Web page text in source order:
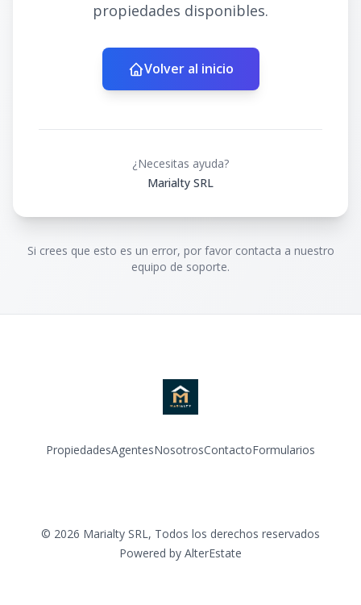
propiedades disponibles.
Volver al inicio
¿Necesitas ayuda?
Marialty SRL
Si crees que esto es un error, por favor contacta a nuestro
equipo de soporte.
PropiedadesAgentesNosotrosContactoFormularios
© 2026 Marialty SRL, Todos los derechos reservados
Powered by AlterEstate